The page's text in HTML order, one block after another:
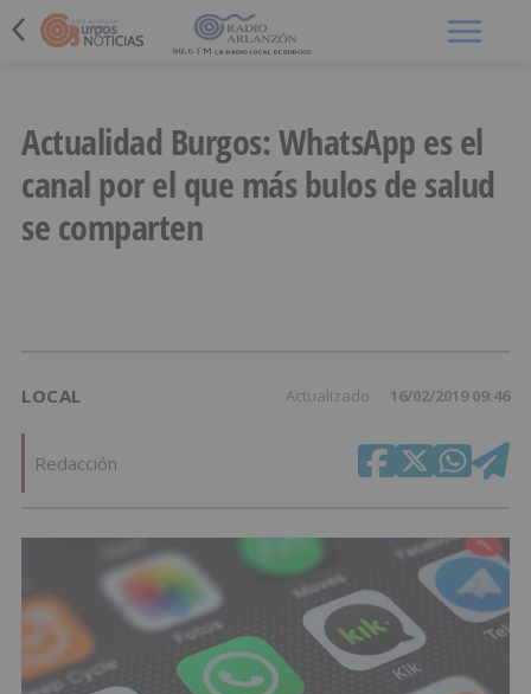
Actualidad Burgos: WhatsApp es el
canal por el que más bulos de salud
se comparten
LOCAL Actualizado 16/02/2019 09:46
Redacción